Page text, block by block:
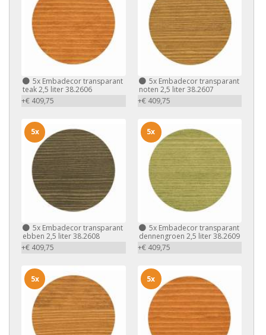
5x Embadecor transparant
teak 2,5 liter 38.2606
+€ 409,75
5xEmbadecor transparant
noten 2,5 liter 38.2607
+€ 409,75
5x Embadecor transparant
ebben 2,5 liter 38.2608
+€ 409,75
5x
5xEmbadecor transparant
dennengroen 2,5 liter 38.2609
+€ 409,75
5x
5x 5x